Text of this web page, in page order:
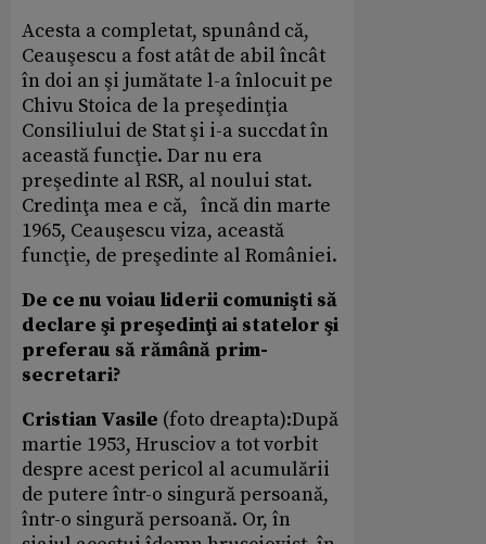
Acesta a completat, spunând că,
Ceauşescu a fost atât de abil încât
în doi an şi jumătate l-a înlocuit pe
Chivu Stoica de la preşedinţia
Consiliului de Stat şi i-a succdat în
această funcţie. Dar nu era
preşedinte al RSR, al noului stat.
Credinţa mea e că, încă din marte
1965, Ceauşescu viza, această
funcţie, de preşedinte al României.
De ce nu voiau liderii comunişti să
declare şi preşedinţi ai statelor şi
preferau să rămână prim-
secretari?
Cristian Vasile (foto dreapta):După
martie 1953, Hrusciov a tot vorbit
despre acest pericol al acumulării
de putere într-o singură persoană,
într-o singură persoană. Or, în